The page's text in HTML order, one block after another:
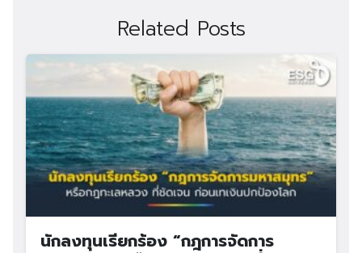
Related Posts
นักลงทุนเรียกร้อง “กฎการจัดการ